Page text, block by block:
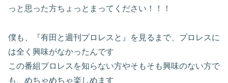
っと思った方ちょっとまってください！！！
僕も、『有田と週刊プロレスと』を見るまで、プロレスに
は全く興味がなかったんです
この番組プロレスを知らない方やそもそも興味のない方で
も、めちゃめちゃ楽しめます